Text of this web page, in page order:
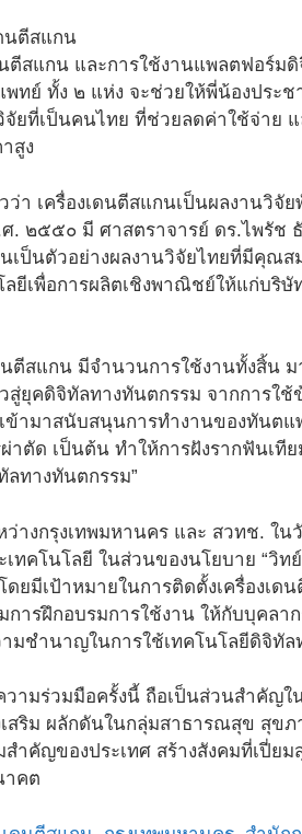
นตีสแกน และการใช้งานแพลตฟอร์
พทย์ ทั้ง ๒ แห่ง จะช่วยให้พี่น้องประ
ยที่เป็นคนไทย ที่ช่วยลดค่าใช้จ่าย
สูง
ว่า เครื่องเดนตีสแกนเป็นผลงานวิ
. ๒๕๕๐ มี ศาสตราจารย์ ดร.ไพรัช
นเป็นตัวอย่างผลงานวิจัยไทยที่มีคุณ
ลยีเพื่อการผลิตเชิงพาณิชย์ให้แก่บริษั
นตีสแกน มีจำนวนการใช้งานทั้งสิ้น
สู่ยุคดิจิทัลทางทันตกรรม จากการใ
ข้ามาสนับสนุนการทำงานของทันต
ผ่าตัด เป็นต้น ทำให้การฝังรากฟันเ
ทางทันตกรรม”
างกรุงเทพมหานคร และ สวทช. ใน
ทคโนโลยี ในส่วนของนโยบาย “วิท
ดยมีเป้าหมายในการติดตั้งเครื่องเ
การฝึกอบรมการใช้งาน ให้กับบุค
มชำนาญในการใช้เทคโนโลยีดิจิทัล
วามร่วมมือครั้งนี้ ถือเป็นส่วนสำคัญ
สริม ผลักดันในกลุ่มสาธารณสุข สุข
สำคัญของประเทศ สร้างสังคมที่เปี่
าคต